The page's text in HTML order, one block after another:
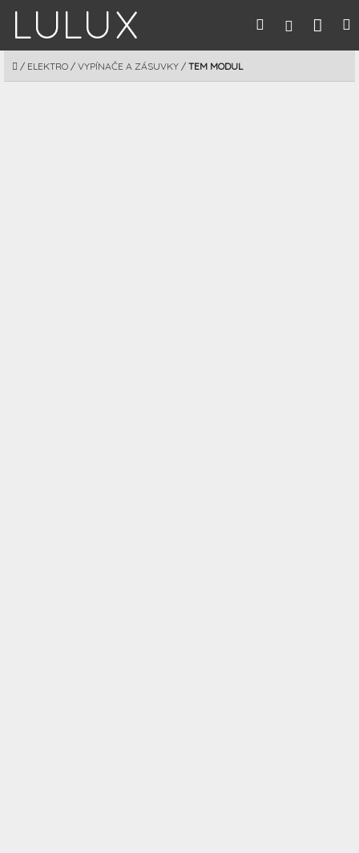
obsah
Hľadať
DOMOV
/ ELEKTRO / VYPÍNAČE A ZÁSUVKY / TEM MODUL